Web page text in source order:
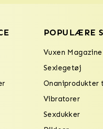
POPULÆRE
Vuxen Magazine
Sexlegetøj
Onaniprodukter
Vibratorer
Sexdukker